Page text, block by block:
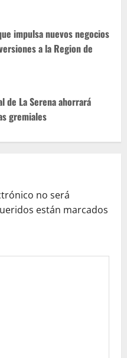
impulsa nuevos negocios
a la Region de
de La Serena ahorrará
gremiales
no será
están marcados